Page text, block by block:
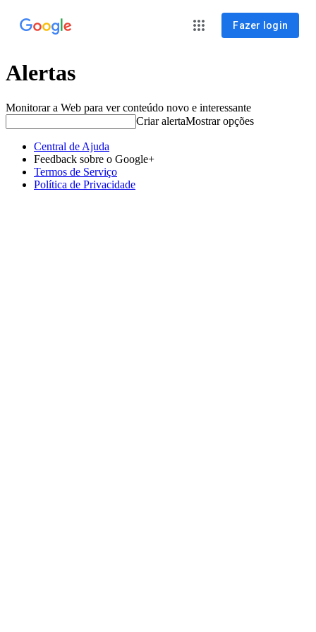
Fazer login
Alertas
Monitorar a Web para ver conteúdo novo e interessante
Criar alertaMostrar opções
Central de Ajuda
Feedback sobre o Google+
Termos de Serviço
Política de Privacidade